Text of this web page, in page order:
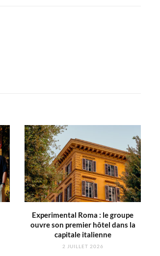
Experimental Roma : le groupe
ouvre son premier hôtel dans la
capitale italienne
2 JUILLET 2026